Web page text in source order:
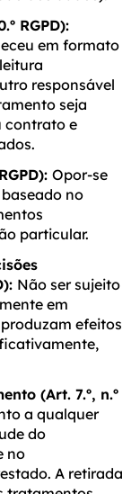
RGPD):
em formato
responsável
seja
contrato e
Opor-se
no
particular.
Não ser sujeito
em
efeitos
(Art. 7.º, n.º
a qualquer
do
no
A retirada